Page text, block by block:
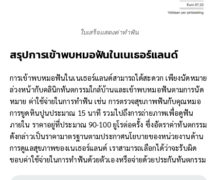
ใบเสร็จแสดงค่าทำฟัน
สรุปการเข้าพบหมอฟันในเนเธอร์แลนด์
การเข้าพบหมอฟันในเนเธอร์แลนด์สามารถได้สะดวก เพียงนัดหมาย
ล่วงหน้ากับคลินิกทันตกรรมใกล้บ้านและเข้าพบหมอฟันตามการนัด
หมาย ค่าใช้จ่ายในการทำฟัน เช่น การตรวจสุขภาพฟันกับคุณหมอ
การขูดหินปูนประมาณ 15 นาที รวมไปถึงการถ่ายภาพเพื่อดูฟัน
ภายใน ราคาอยู่ที่ประมาณ 90-100 ยูโรต่อครั้ง ซึ่งอัตราค่าทันตกรรม
ดังกล่าวเป็นราคามาตรฐานตามประกาศนโยบายของหน่วยงานด้าน
การดูแลสุขภาพของเนเธอร์แลนด์ เราสามารถเลือกได้ว่าจะรับผิด
ชอบค่าใช้จ่ายในการทำฟันด้วยตัวเองหรือจ่ายด้วยประกันทันตกรรม